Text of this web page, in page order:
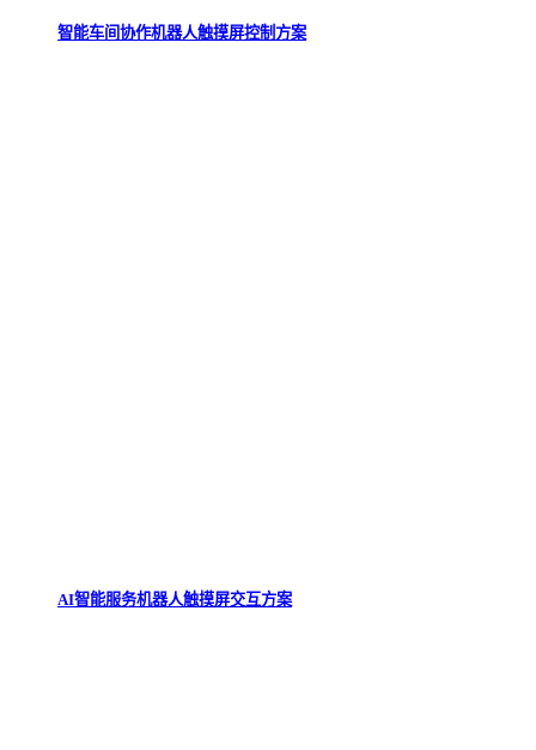
智能车间协作机器人触摸屏控制方案
AI智能服务机器人触摸屏交互方案